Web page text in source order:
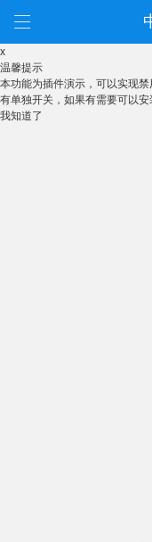
x
温馨提示
本功能为插件演示，可以实现
有单独开关，如果有需要可以
我知道了